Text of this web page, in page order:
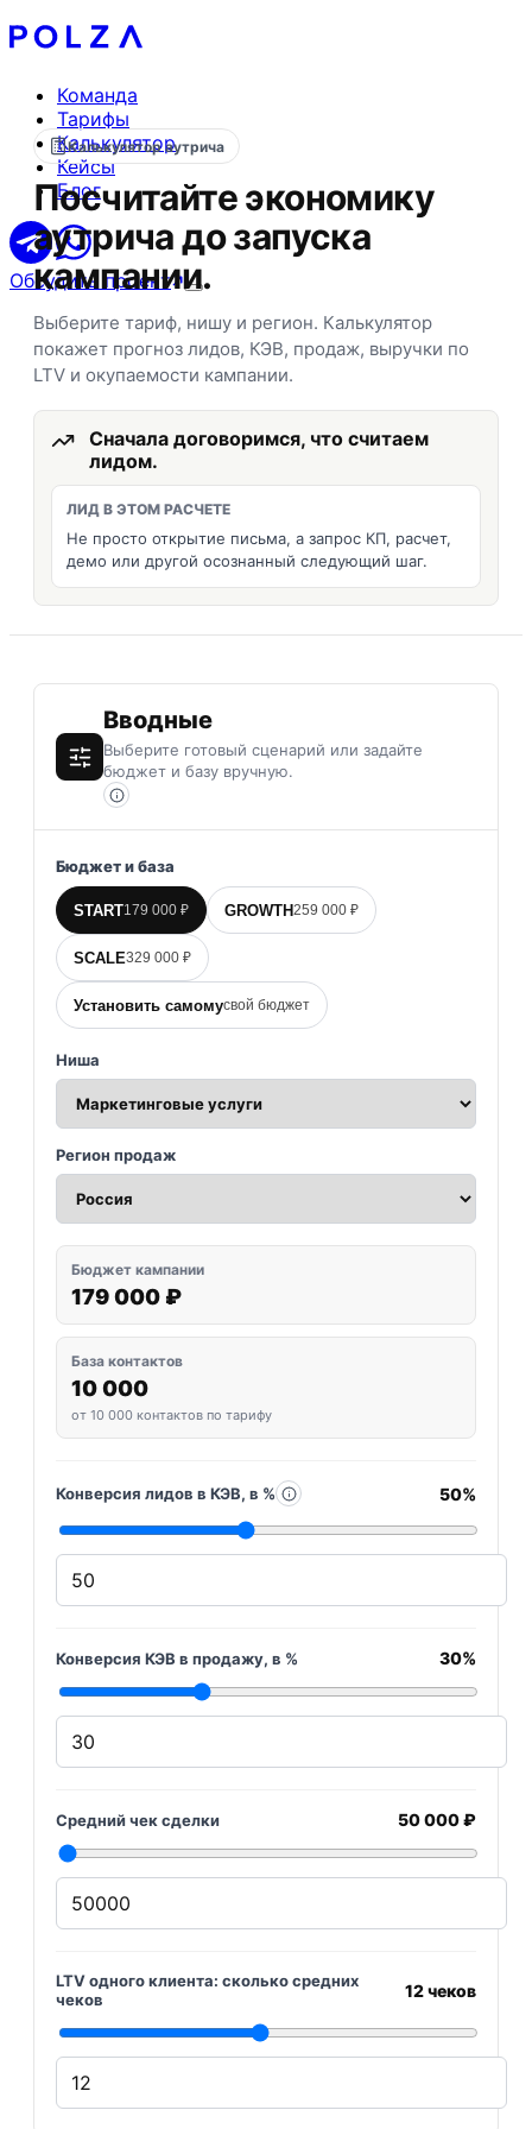
Команда
Тарифы
Калькулятор
Кейсы
Блог
Обсудить проект
Калькулятор аутрича
Посчитайте экономику
аутрича до запуска
кампании.
Выберите тариф, нишу и регион. Калькулятор
покажет прогноз лидов, КЭВ, продаж, выручки по
LTV и окупаемости кампании.
Сначала договоримся, что считаем
лидом.
ЛИД В ЭТОМ РАСЧЕТЕ
Не просто открытие письма, а запрос КП, расчет,
демо или другой осознанный следующий шаг.
Вводные
Выберите готовый сценарий или задайте
бюджет и базу вручную.
Бюджет и база
START179 000 ₽ GROWTH259 000 ₽
SCALE329 000 ₽
Установить самомусвой бюджет
Ниша
Регион продаж
Бюджет кампании
179 000 ₽
База контактов
10 000
от 10 000 контактов по тарифу
Конверсия лидов в КЭВ, в % 50%
Конверсия КЭВ в продажу, в % 30%
Средний чек сделки 50 000₽
LTV одного клиента: сколько средних
чеков
12чеков